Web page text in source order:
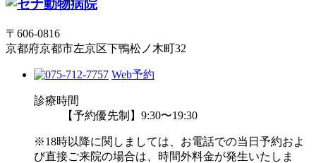
〒606-0816
京都府京都市左京区下鴨松ノ木町32
Web予約
診療時間
【予約優先制】9:30〜19:30
※18時以降に関しましては、お電話での当日予約およ
び直接ご来院の場合は、時間外料金が発生いたしま